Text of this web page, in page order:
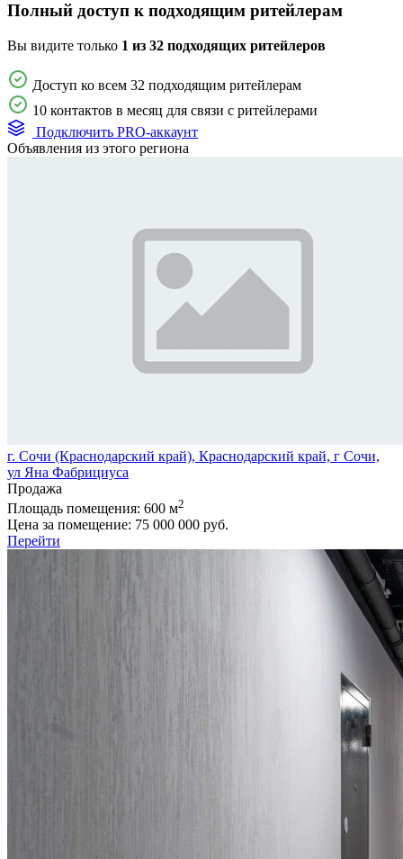
Полный доступ к подходящим ритейлерам
Вы видите только 1 из 32 подходящих ритейлеров
Доступ ко всем 32 подходящим ритейлерам
10 контактов в месяц для связи с ритейлерами
Подключить PRO-аккаунт
Объявления из этого региона
г. Сочи (Краснодарский край), Краснодарский край, г Сочи,
ул Яна Фабрициуса
Продажа
Площадь помещения: 600 м2
Цена за помещение: 75 000 000 руб.
Перейти